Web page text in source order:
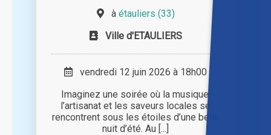
à étauliers (33)
Ville d'ETAULIERS
vendredi 12 juin 2026 à 18h00
Imaginez une soirée où la musique,
l’artisanat et les saveurs locales se
rencontrent sous les étoiles d’une belle
nuit d’été. Au [...]